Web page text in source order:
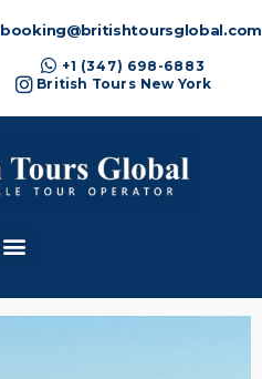
booking@britishtoursglobal.com
+1 (347) 698-6883
British Tours New York